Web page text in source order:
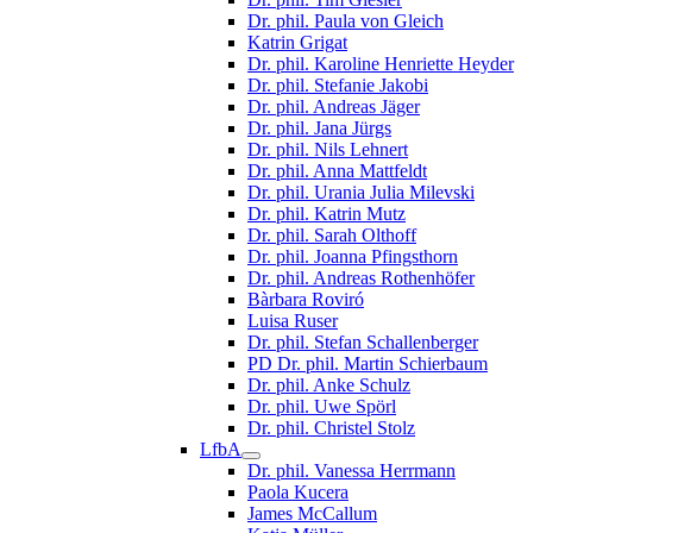
Dr. phil. Paula von Gleich
Katrin Grigat
Dr. phil. Karoline Henriette Heyder
Dr. phil. Stefanie Jakobi
Dr. phil. Andreas Jäger
Dr. phil. Jana Jürgs
Dr. phil. Nils Lehnert
Dr. phil. Anna Mattfeldt
Dr. phil. Urania Julia Milevski
Dr. phil. Katrin Mutz
Dr. phil. Sarah Olthoff
Dr. phil. Joanna Pfingsthorn
Dr. phil. Andreas Rothenhöfer
Bàrbara Roviró
Luisa Ruser
Dr. phil. Stefan Schallenberger
PD Dr. phil. Martin Schierbaum
Dr. phil. Anke Schulz
Dr. phil. Uwe Spörl
Dr. phil. Christel Stolz
LfbA
Dr. phil. Vanessa Herrmann
Paola Kucera
James McCallum